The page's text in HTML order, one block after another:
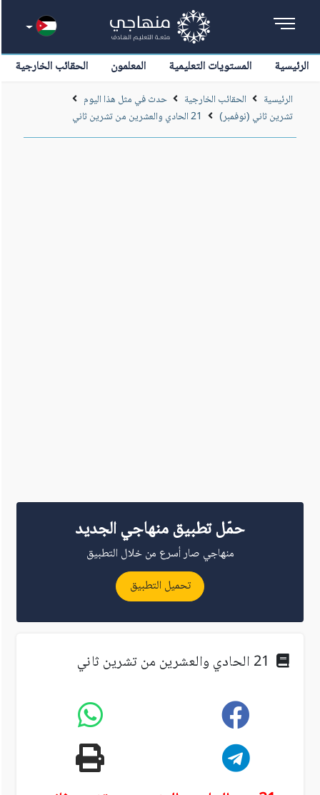
الرئيسية المستويات التعليمية المعلمون الحقائب الخارجية
الرئيسية الحقائب الخارجية
حدث في مثل هذا اليوم
تشرين ثاني (نوفمبر)
21 الحادي والعشرين من تشرين ثاني
حمّل تطبيق منهاجي الجديد
منهاجي صار أسرع من خلال التطبيق
تحميل التطبيق